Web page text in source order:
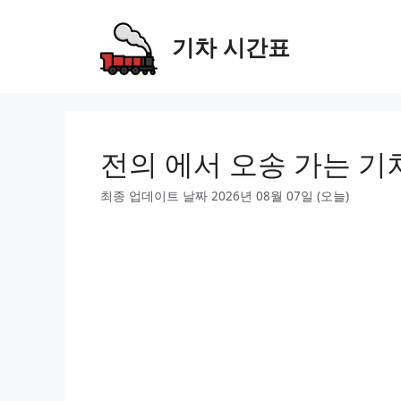
기차 시간표
전의 에서 오송 가는 기
최종 업데이트 날짜 2026년 08월 07일 (오늘)